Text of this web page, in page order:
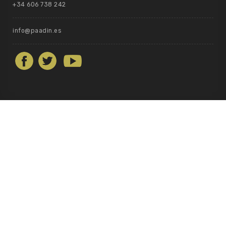
+34 606 738 242
info@paadin.es